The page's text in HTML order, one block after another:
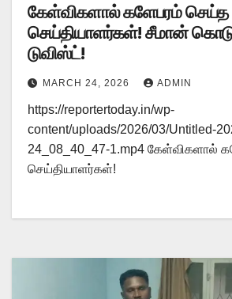
கேள்விகளால் களேபரம் செய்த
செய்தியாளர்கள்! சீமான்
டுவிஸ்ட்!
MARCH 24, 2026 ADMIN
https://reportertoday.in/wp-
content/uploads/2026/03/Untitled-
24_08_40_47-1.mp4 கேள்விகளால்
செய்தியாளர்கள்!